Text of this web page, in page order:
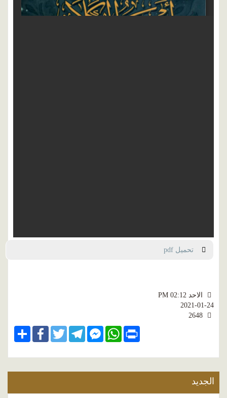
تحميل pdf
الاحد PM 02:12
2021-01-24
ShareFacebookTwitterTelegramFacebook
Messenger
WhatsApp Print
الجديد